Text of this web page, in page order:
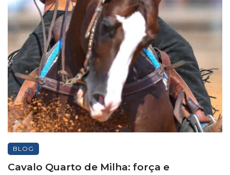
BLOG
Cavalo Quarto de Milha: força e